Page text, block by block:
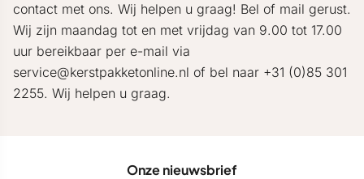
contact met ons. Wij helpen u graag! Bel of mail gerust.
Wij zijn maandag tot en met vrijdag van 9.00 tot 17.00
uur bereikbaar per e-mail via
service@kerstpakketonline.nl of bel naar +31 (0)85 301
2255. Wij helpen u graag.
Onze nieuwsbrief